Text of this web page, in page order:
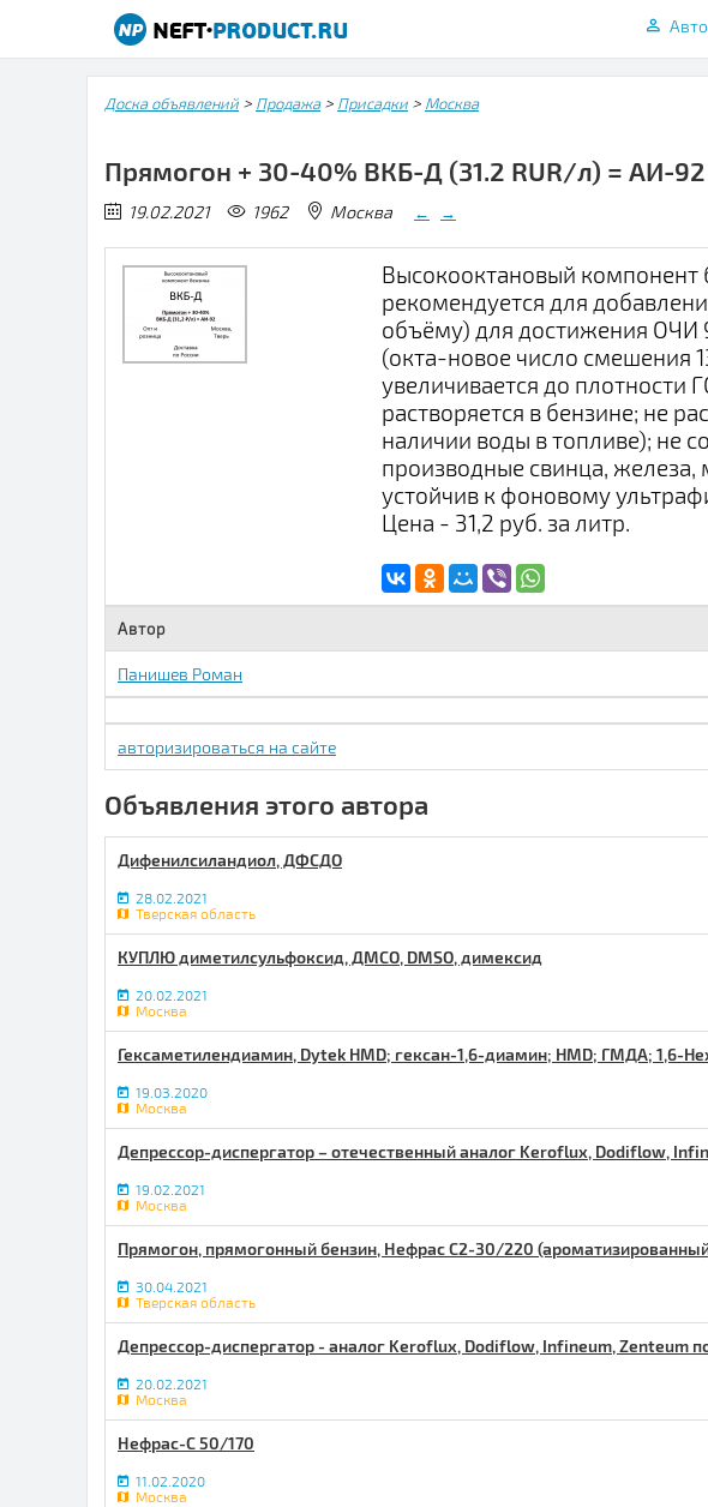
Доска объявлений > Продажа> Присадки > Москва
Прямогон + 30-40% ВКБ-Д (31.2 RUR/л) = АИ-92
19.02.2021 1962 Москва ← →
Высокооктановый компонент
рекомендуется для
объёму) для достижения ОЧИ
(окта-новое число смешения
увеличивается до плотности
растворяется в бензине; не
наличии воды в топливе); не
производные свинца, железа,
устойчив к фоновому
Цена - 31,2 руб. за литр.
Автор
Панишев Роман
авторизироваться на сайте
Объявления этого автора
Дифенилсиландиол, ДФСДО
28.02.2021
Тверская область
КУПЛЮ диметилсульфоксид, ДМСО, DMSO, димексид
20.02.2021
Москва
Гексаметилендиамин, Dytek HMD; гексан-1,6-диамин; HMD; ГМДА; 1,6-
19.03.2020
Москва
Депрессор-диспергатор – отечественный аналог Keroflux, Dodiflow,
19.02.2021
Москва
Прямогон, прямогонный бензин, Нефрас С2-30/220
30.04.2021
Тверская область
Депрессор-диспергатор - аналог Keroflux, Dodiflow, Infineum, Zenteum
20.02.2021
Москва
Нефрас-С 50/170
11.02.2020
Москва